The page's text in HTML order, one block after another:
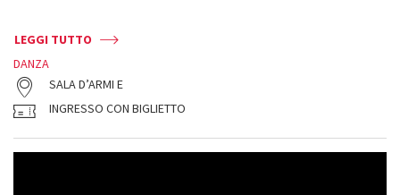
LEGGI TUTTO
DANZA
SALA D’ARMI E
INGRESSO CON BIGLIETTO